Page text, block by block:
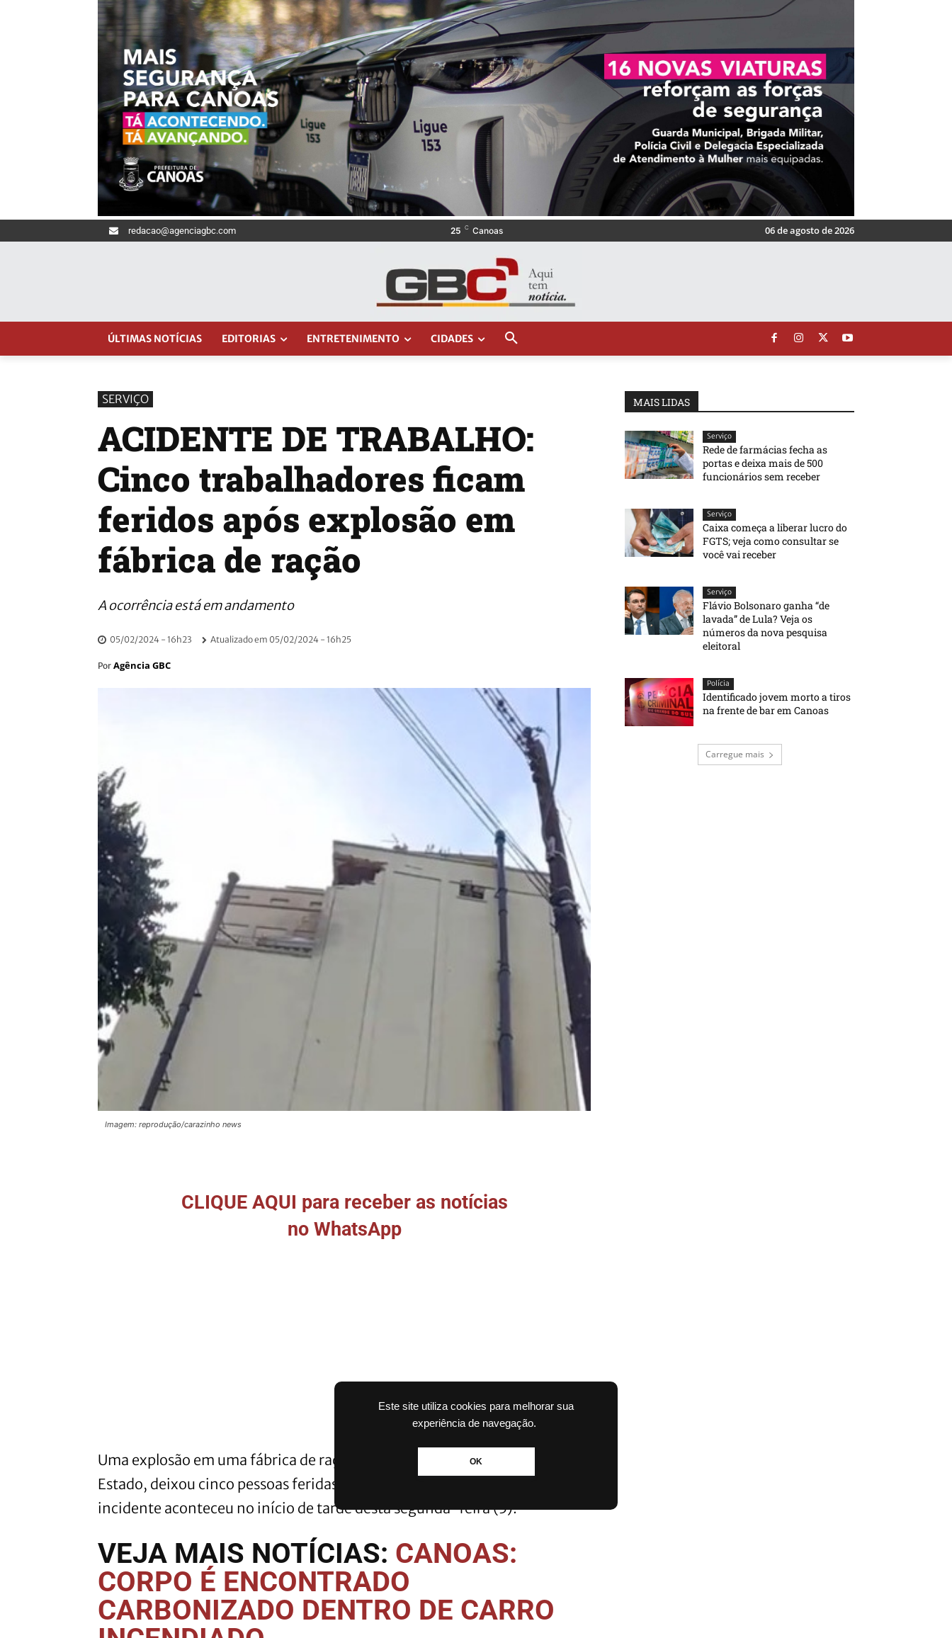
Este site utiliza cookies para melhorar sua
experiência de navegação.
OK
redacao@agenciagbc.com 25 C Canoas 06 de agosto de 2026
ÚLTIMAS NOTÍCIAS EDITORIAS ENTRETENIMENTO CIDADES
SERVIÇO
ACIDENTE DE TRABALHO:
Cinco trabalhadores ficam
feridos após explosão em
fábrica de ração
A ocorrência está em andamento
05/02/2024 - 16h23 Atualizado em 05/02/2024 - 16h25
Por Agência GBC
Imagem: reprodução/carazinho news
CLIQUE AQUI para receber as notícias
no WhatsApp
Uma explosão em uma fábrica de rações em
, no norte do
Estado, deixou cinco pessoas feridas, três delas em estado grave. O
incidente aconteceu no início de tarde desta segunda-feira (5).
VEJA MAIS NOTÍCIAS: CANOAS:
CORPO É ENCONTRADO
CARBONIZADO DENTRO DE CARRO
MAIS LIDAS
Serviço
Rede de farmácias fecha as
portas e deixa mais de 500
funcionários sem receber
Serviço
Caixa começa a liberar lucro do
FGTS; veja como consultar se
você vai receber
Serviço
Flávio Bolsonaro ganha “de
lavada” de Lula? Veja os
números da nova pesquisa
eleitoral
Polícia
Identificado jovem morto a tiros
na frente de bar em Canoas
Carregue mais